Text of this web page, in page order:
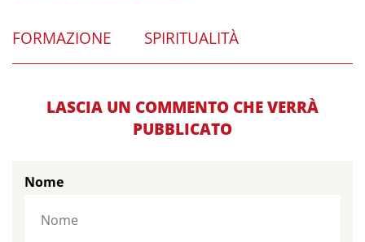
FORMAZIONE SPIRITUALITÀ
LASCIA UN COMMENTO CHE VERRÀ
PUBBLICATO
Nome